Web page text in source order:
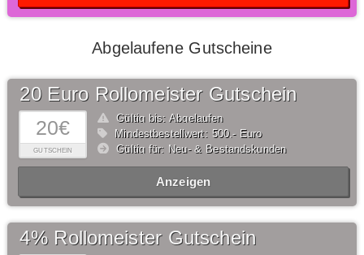
Abgelaufene Gutscheine
20€
GUTSCHEIN
20 Euro Rollomeister Gutschein
Gültig bis: Abgelaufen
Mindestbestellwert: 500,- Euro
Gültig für: Neu- & Bestandskunden
Anzeigen
4% Rollomeister Gutschein